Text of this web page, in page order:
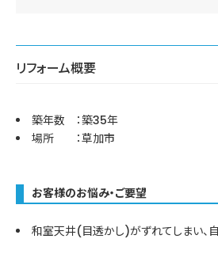
リフォーム概要
築年数 ：築35年
場所 ：草加市
お客様のお悩み・ご要望
和室天井(目透かし)がずれてしまい、